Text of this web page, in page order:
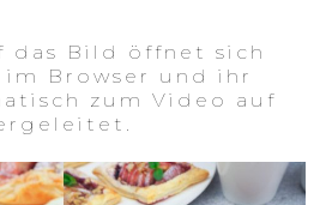
das Bild öffnet sich
im Browser und ihr
zum Video auf